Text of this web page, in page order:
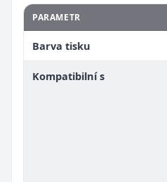
PARAMETR
Barva tisku
Kompatibilní s